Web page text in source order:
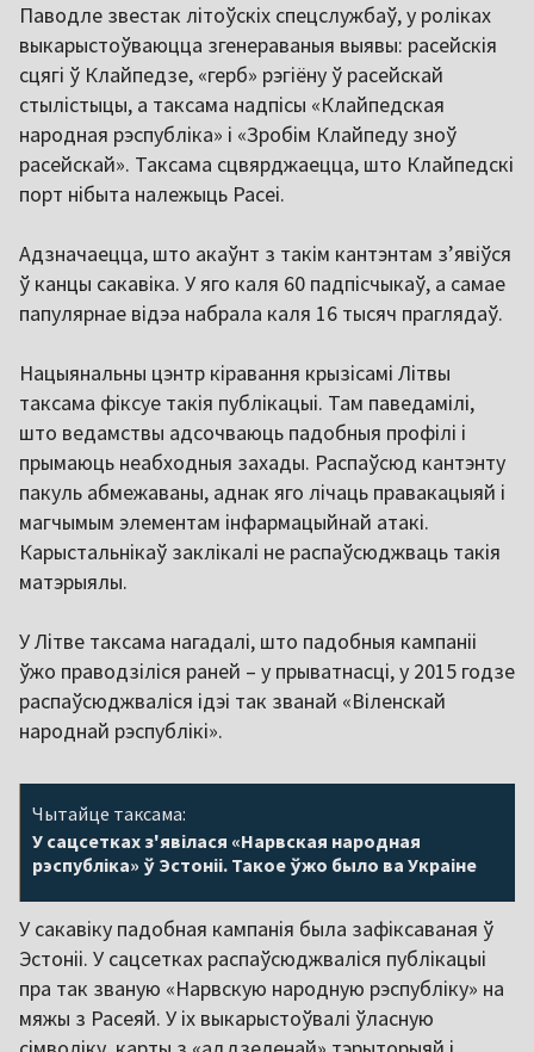
Паводле звестак літоўскіх спецслужбаў, у роліках
выкарыстоўваюцца згенераваныя выявы: расейскія
сцягі ў Клайпедзе, «герб» рэгіёну ў расейскай
стылістыцы, а таксама надпісы «Клайпедская
народная рэспубліка» і «Зробім Клайпеду зноў
расейскай». Таксама сцвярджаецца, што Клайпедскі
порт нібыта належыць Расеі.
Адзначаецца, што акаўнт з такім кантэнтам з’явіўся
ў канцы сакавіка. У яго каля 60 падпісчыкаў, а самае
папулярнае відэа набрала каля 16 тысяч праглядаў.
Нацыянальны цэнтр кіравання крызісамі Літвы
таксама фіксуе такія публікацыі. Там паведамілі,
што ведамствы адсочваюць падобныя профілі і
прымаюць неабходныя захады. Распаўсюд кантэнту
пакуль абмежаваны, аднак яго лічаць правакацыяй і
магчымым элементам інфармацыйнай атакі.
Карыстальнікаў заклікалі не распаўсюджваць такія
матэрыялы.
У Літве таксама нагадалі, што падобныя кампаніі
ўжо праводзіліся раней – у прыватнасці, у 2015 годзе
распаўсюджваліся ідэі так званай «Віленскай
народнай рэспублікі».
Чытайце таксама:
У сацсетках з'явілася «Нарвская народная
рэспубліка» ў Эстоніі. Такое ўжо было ва Украіне
У сакавіку падобная кампанія была зафіксаваная ў
Эстоніі. У сацсетках распаўсюджваліся публікацыі
пра так званую «Нарвскую народную рэспубліку» на
мяжы з Расеяй. У іх выкарыстоўвалі ўласную